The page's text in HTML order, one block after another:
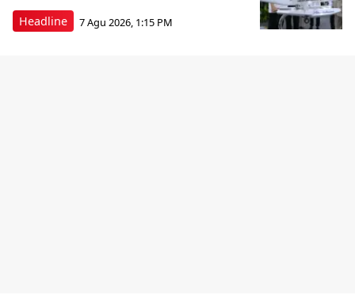
Headline 7 Agu 2026, 1:15 PM